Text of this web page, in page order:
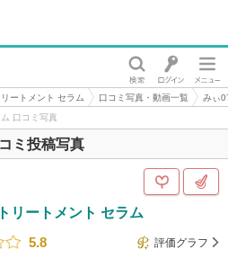
ートメント セラム 口コミ写真・動画一覧
みぃ
口コミ写真
ミ投稿写真
リートメント セラム
5.8
評価グラフ